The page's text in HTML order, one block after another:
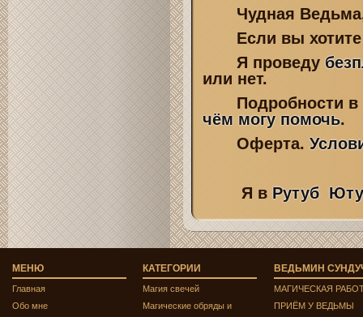
Чудная
Если вы хотите
Я проведу
или нет.
Подробности в
чём могу помочь.
Оферта.
Я вРутуб
МЕНЮ
Главная
Обо мне
КАТЕГОРИИ
Магия свечей
Магические обряды и
ВЕДЬМИН
МАГИЧЕСКАЯ
ПРИЁМ У ВЕДЬМЫ